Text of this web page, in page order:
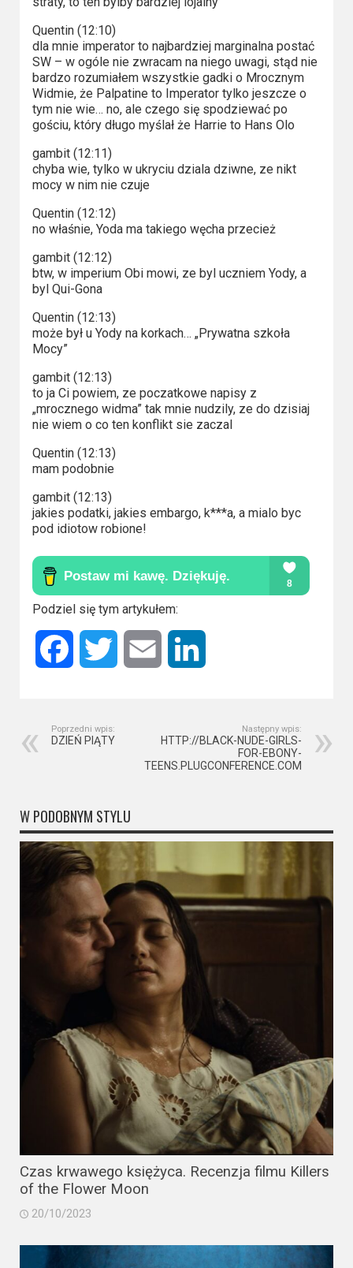
Quentin (12:10)
dla mnie imperator to najbardziej marginalna postać
SW – w ogóle nie zwracam na niego uwagi, stąd nie
bardzo rozumiałem wszystkie gadki o Mrocznym
Widmie, że Palpatine to Imperator tylko jeszcze o
tym nie wie… no, ale czego się spodziewać po
gościu, który długo myślał że Harrie to Hans Olo
gambit (12:11)
chyba wie, tylko w ukryciu dziala dziwne, ze nikt
mocy w nim nie czuje
Quentin (12:12)
no właśnie, Yoda ma takiego węcha przecież
gambit (12:12)
btw, w imperium Obi mowi, ze byl uczniem Yody, a
byl Qui-Gona
Quentin (12:13)
może był u Yody na korkach… „Prywatna szkoła
Mocy”
gambit (12:13)
to ja Ci powiem, ze poczatkowe napisy z
„mrocznego widma” tak mnie nudzily, ze do dzisiaj
nie wiem o co ten konflikt sie zaczal
Quentin (12:13)
mam podobnie
gambit (12:13)
jakies podatki, jakies embargo, k***a, a mialo byc
pod idiotow robione!
Podziel się tym artykułem:
Facebook Twitter Email
Poprzedni wpis:
DZIEŃ PIĄTY
Następny wpis:
HTTP://BLACK-NUDE-GIRLS-
FOR-EBONY-
TEENS.PLUGCONFERENCE.COM
W PODOBNYM STYLU
Czas krwawego księżyca. Recenzja filmu Killers
of the Flower Moon
20/10/2023